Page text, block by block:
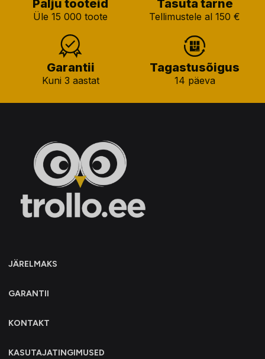
Palju tooteid
Üle 15 000 toote
Tasuta tarne
Tellimustele al 150 €
Garantii
Kuni 3 aastat
Tagastusõigus
14 päeva
JÄRELMAKS
GARANTII
KONTAKT
KASUTAJATINGIMUSED